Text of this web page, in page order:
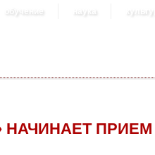
обучение наука
НАЧИНАЕТ ПРИЕМ